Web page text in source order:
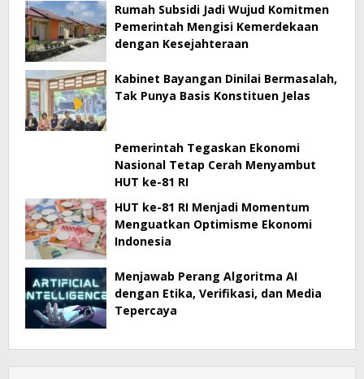
Rumah Subsidi Jadi Wujud Komitmen
Pemerintah Mengisi Kemerdekaan
dengan Kesejahteraan
Kabinet Bayangan Dinilai Bermasalah,
Tak Punya Basis Konstituen Jelas
Pemerintah Tegaskan Ekonomi
Nasional Tetap Cerah Menyambut
HUT ke-81 RI
HUT ke-81 RI Menjadi Momentum
Menguatkan Optimisme Ekonomi
Indonesia
Menjawab Perang Algoritma AI
dengan Etika, Verifikasi, dan Media
Tepercaya